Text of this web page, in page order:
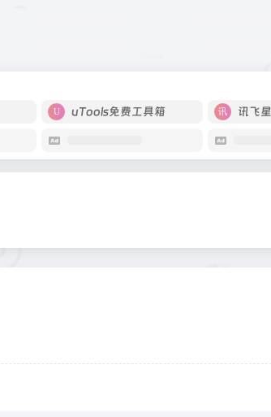
uTools免费工具箱 讯飞